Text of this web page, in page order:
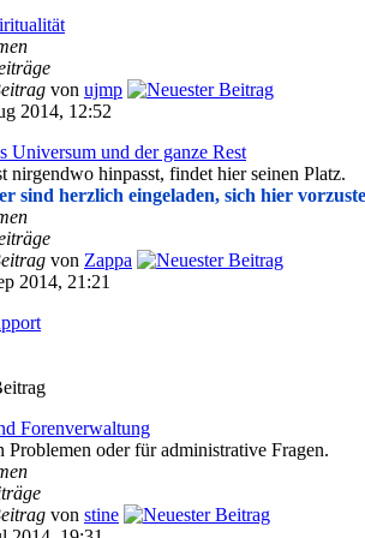
von ujmp
2014, 12:52
Universum und der ganze Rest
nirgendwo hinpasst, findet hier seinen Platz.
sind herzlich eingeladen, sich hier
von Zappa
2014, 21:21
Forenverwaltung
Problemen oder für administrative Fragen.
von stine